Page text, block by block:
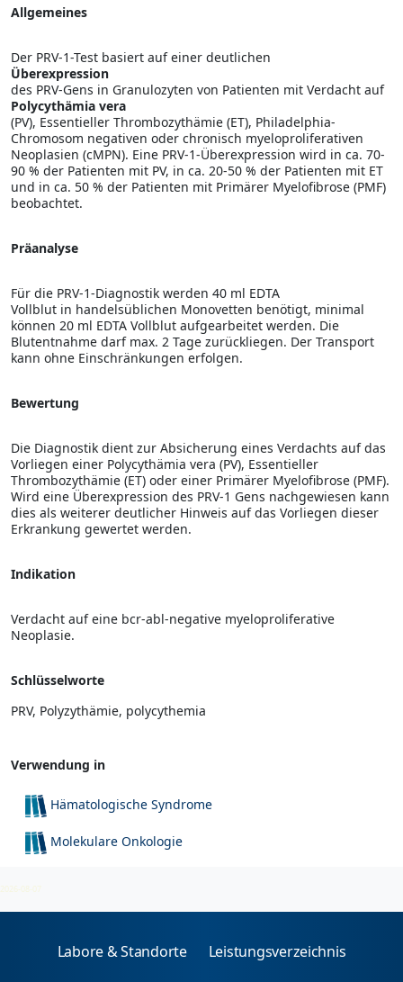
Allgemeines
Der PRV-1-Test basiert auf einer deutlichen
Überexpression
des PRV-Gens in Granulozyten von Patienten mit Verdacht auf
Polycythämia vera
(PV), Essentieller Thrombozythämie (ET), Philadelphia-
Chromosom negativen oder chronisch myeloproliferativen
Neoplasien (cMPN). Eine PRV-1-Überexpression wird in ca. 70-
90 % der Patienten mit PV, in ca. 20-50 % der Patienten mit ET
und in ca. 50 % der Patienten mit Primärer Myelofibrose (PMF)
beobachtet.
Präanalyse
Für die PRV-1-Diagnostik werden 40 ml EDTA
Vollblut in handelsüblichen Monovetten benötigt, minimal
können 20 ml EDTA Vollblut aufgearbeitet werden. Die
Blutentnahme darf max. 2 Tage zurückliegen. Der Transport
kann ohne Einschränkungen erfolgen.
Bewertung
Die Diagnostik dient zur Absicherung eines Verdachts auf das
Vorliegen einer Polycythämia vera (PV), Essentieller
Thrombozythämie (ET) oder einer Primärer Myelofibrose (PMF).
Wird eine Überexpression des PRV-1 Gens nachgewiesen kann
dies als weiterer deutlicher Hinweis auf das Vorliegen dieser
Erkrankung gewertet werden.
Indikation
Verdacht auf eine bcr-abl-negative myeloproliferative
Neoplasie.
Schlüsselworte
PRV, Polyzythämie, polycythemia
Verwendung in
Hämatologische Syndrome
Molekulare Onkologie
2026-08-07
Labore & Standorte Leistungsverzeichnis